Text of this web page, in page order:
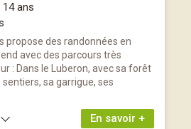
ans
propose des randonnées en
avec des parcours très
: Dans le Luberon, avec sa forêt
sa garrigue, ses
En savoir +